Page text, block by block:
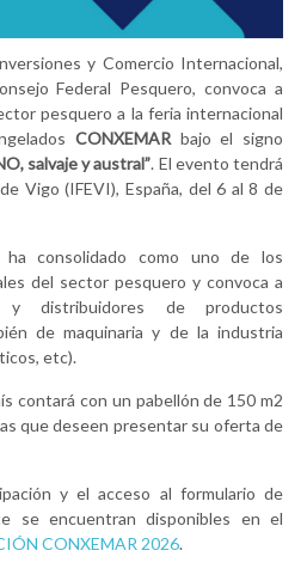
y Comercio Internacional,
Federal Pesquero, convoca a
pesquero a la feria internacional
CONXEMARbajo el signo
salvaje y austral”. El evento tendrá
Vigo (IFEVI), España, del 6 al 8 de
consolidado como uno de los
del sector pesquero y convoca a
y distribuidores de productos
de maquinaria y de la industria
etc).
contará con un pabellón de 150 m2
que deseen presentar su oferta de
y el acceso al formulario de
se encuentran disponibles en el
CONXEMAR 2026.